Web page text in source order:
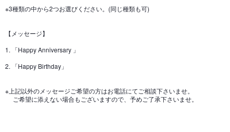
※3種類の中から2つお選びください。(同じ種類も可)
【メッセージ】
1. 「Happy Anniversary 」
2. 「Happy Birthday」
※上記以外のメッセージご希望の方はお電話にてご相談下さいませ。
ご希望に添えない場合もございますので、予めご了承下さいませ。